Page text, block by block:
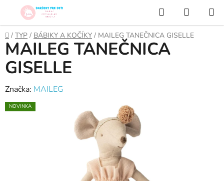
obsah
Hľadať
KOŠÍK
Domov
/ TYP / BÁBIKY A KOČÍKY / MAILEG TANEČNICA GISELLE
MAILEG TANEČNICA
GISELLE
Značka: MAILEG
NOVINKA